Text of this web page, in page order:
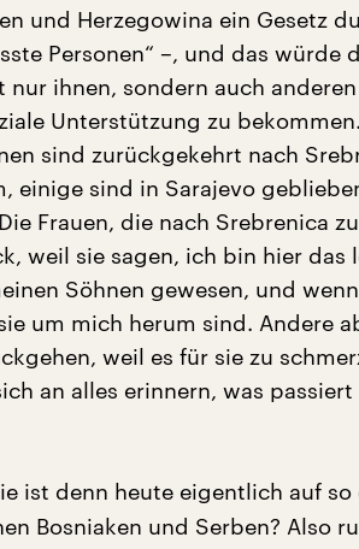
und Herzegowina ein Gesetz
Personen“ –, und das würde
nur ihnen, sondern auch
Unterstützung zu
sind zurückgekehrt nach
einige sind in Sarajevo
Frauen, die nach Srebrenica
weil sie sagen, ich bin hier das
Söhnen gewesen, und
um mich herum sind. Andere
weil es für sie zu
an alles erinnern, was
ist denn heute eigentlich auf
Bosniaken und Serben? Also